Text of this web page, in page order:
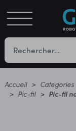
Accueil Categories
Pic-fil
Pic-fil